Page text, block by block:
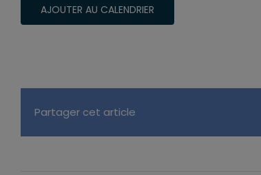
AJOUTER AU CALENDRIER
Partager cet article